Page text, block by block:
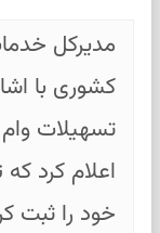
مدیرکل
کشوری با
خود را ثبت